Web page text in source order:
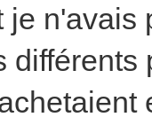
je